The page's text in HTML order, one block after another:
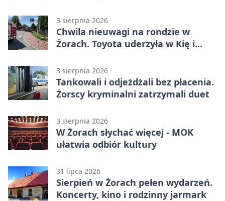
3 sierpnia 2026
Chwila nieuwagi na rondzie w
Żorach. Toyota uderzyła w Kię i
3 sierpnia 2026
Tankowali i odjeżdżali bez płacenia.
Żorscy kryminalni zatrzymali duet
3 sierpnia 2026
W Żorach słychać więcej - MOK
ułatwia odbiór kultury
31 lipca 2026
Sierpień w Żorach pełen wydarzeń.
Koncerty, kino i rodzinny jarmark